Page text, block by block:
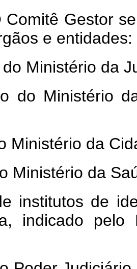
Gestor
e entidades:
Ministério da
do Ministério
Ministério da
Ministério da
institutos de
indicado